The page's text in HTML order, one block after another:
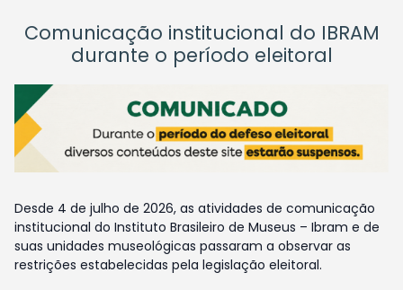
Comunicação institucional do IBRAM
durante o período eleitoral
Desde 4 de julho de 2026, as atividades de comunicação
institucional do Instituto Brasileiro de Museus – Ibram e de
suas unidades museológicas passaram a observar as
restrições estabelecidas pela legislação eleitoral.